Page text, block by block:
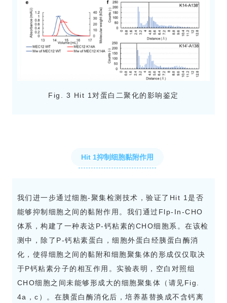
Fig. 3 Hit 1对蛋白二聚化的影响鉴定
Hit 1抑制细胞黏附作用
我们进一步通过细胞-聚集检测技术，验证了Hit 1是否
能够抑制细胞之间的黏附作用。我们通过Flp-In-CHO
体系，构建了一种表达P-钙粘素的CHO细胞系。在该检
测中，除了P-钙粘素蛋白，细胞外蛋白经胰蛋白酶消
化，使得细胞之间的黏附和细胞聚集体的形成仅仅取决
于P钙粘素分子的相互作用。实验表明，空白对照组
CHO细胞之间未能够形成大的细胞聚集体（请见Fig.
4a，c）。在胰蛋白酶消化后，培养基替换成不含钙离